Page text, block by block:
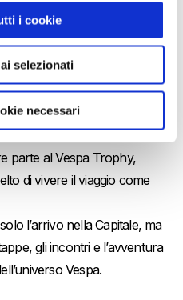
i cookie
selezionati
necessari
Roma in sella alla propria
parte al Vespa Trophy,
di vivere il viaggio come
l’arrivo nella Capitale, ma
gli incontri e l’avventura
Vespa.